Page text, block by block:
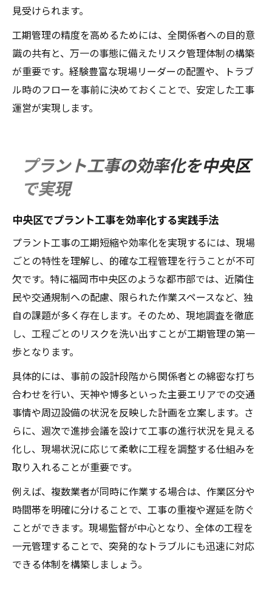
見受けられます。
工期管理の精度を高めるためには、全関係者への目的意
識の共有と、万一の事態に備えたリスク管理体制の構築
が重要です。経験豊富な現場リーダーの配置や、トラブ
ル時のフローを事前に決めておくことで、安定した工事
運営が実現します。
プラント工事の効率化を中央区
で実現
中央区でプラント工事を効率化する実践手法
プラント工事の工期短縮や効率化を実現するには、現場
ごとの特性を理解し、的確な工程管理を行うことが不可
欠です。特に福岡市中央区のような都市部では、近隣住
民や交通規制への配慮、限られた作業スペースなど、独
自の課題が多く存在します。そのため、現地調査を徹底
し、工程ごとのリスクを洗い出すことが工期管理の第一
歩となります。
具体的には、事前の設計段階から関係者との綿密な打ち
合わせを行い、天神や博多といった主要エリアでの交通
事情や周辺設備の状況を反映した計画を立案します。さ
らに、週次で進捗会議を設けて工事の進行状況を見える
化し、現場状況に応じて柔軟に工程を調整する仕組みを
取り入れることが重要です。
例えば、複数業者が同時に作業する場合は、作業区分や
時間帯を明確に分けることで、工事の重複や遅延を防ぐ
ことができます。現場監督が中心となり、全体の工程を
一元管理することで、突発的なトラブルにも迅速に対応
できる体制を構築しましょう。